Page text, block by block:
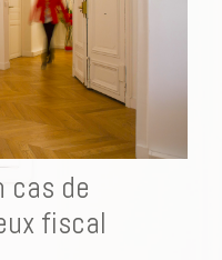
cas de
fiscal